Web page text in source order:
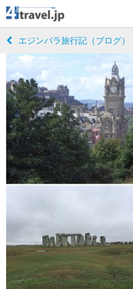
エジンバラ旅行記（ブログ）